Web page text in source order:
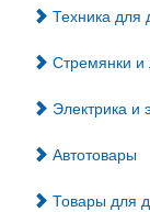
Техника для
Стремянки и
Электрика и
Автотовары
Товары для